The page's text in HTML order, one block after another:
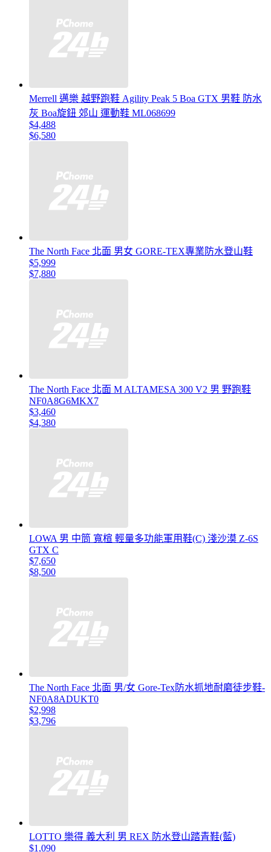
Merrell 邁樂 越野跑鞋 Agility Peak 5 Boa GTX 男鞋 防水
灰 Boa旋鈕 郊山 運動鞋 ML068699
$4,488
$6,580
The North Face 北面 男女 GORE-TEX專業防水登山鞋
$5,999
$7,880
The North Face 北面 M ALTAMESA 300 V2 男 野跑鞋
NF0A8G6MKX7
$3,460
$4,380
LOWA 男 中筒 寬楦 輕量多功能軍用鞋(C) 淺沙漠 Z-6S
GTX C
$7,650
$8,500
The North Face 北面 男/女 Gore-Tex防水抓地耐磨徒步鞋-
NF0A8ADUKT0
$2,998
$3,796
LOTTO 樂得 義大利 男 REX 防水登山踏青鞋(藍)
$1,090